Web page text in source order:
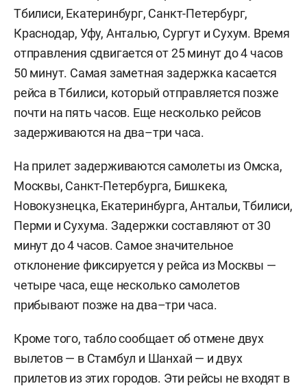
Тбилиси, Екатеринбург, Санкт-Петербург,
Краснодар, Уфу, Анталью, Сургут и Сухум. Время
отправления сдвигается от 25 минут до 4 часов
50 минут. Самая заметная задержка касается
рейса в Тбилиси, который отправляется позже
почти на пять часов. Еще несколько рейсов
задерживаются на два–три часа.
На прилет задерживаются самолеты из Омска,
Москвы, Санкт-Петербурга, Бишкека,
Новокузнецка, Екатеринбурга, Антальи, Тбилиси,
Перми и Сухума. Задержки составляют от 30
минут до 4 часов. Самое значительное
отклонение фиксируется у рейса из Москвы —
четыре часа, еще несколько самолетов
прибывают позже на два–три часа.
Кроме того, табло сообщает об отмене двух
вылетов — в Стамбул и Шанхай — и двух
прилетов из этих городов. Эти рейсы не входят в